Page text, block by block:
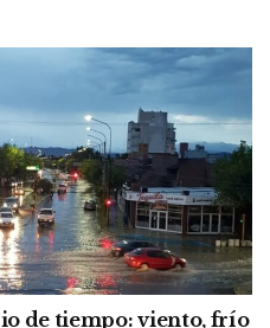
de tiempo: viento, frío